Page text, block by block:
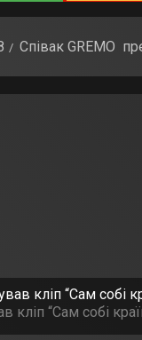
Співак GREMO
кліп “Сам собі